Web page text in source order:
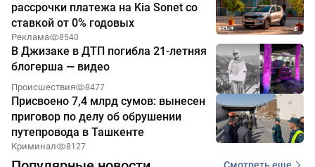
рассрочки платежа на Kia Sonet со
ставкой от 0% годовых
Реклама 8540
В Джизаке в ДТП погибла 21-летняя
блогерша — видео
Происшествия 8477
Присвоено 7,4 млрд сумов: вынесен
приговор по делу об обрушении
путепровода в Ташкенте
Криминал 8127